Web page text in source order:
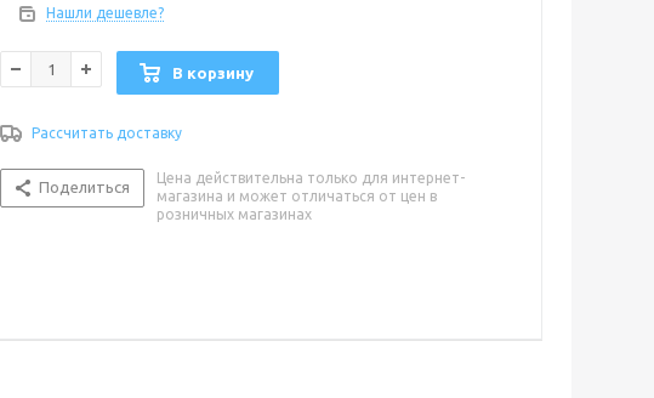
Нашли дешевле?
В корзину
Рассчитать доставку
Поделиться
Цена действительна только для интернет-
магазина и может отличаться от цен в
розничных магазинах